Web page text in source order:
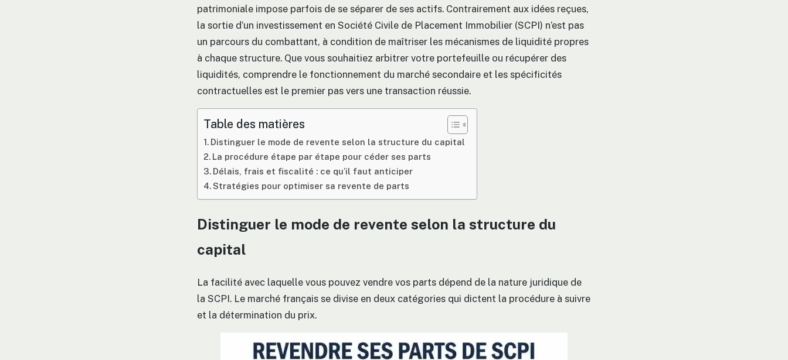
patrimoniale impose parfois de se séparer de ses actifs. Contrairement aux idées reçues,
la sortie d’un investissement en Société Civile de Placement Immobilier (SCPI) n’est pas
un parcours du combattant, à condition de maîtriser les mécanismes de liquidité propres
à chaque structure. Que vous souhaitiez arbitrer votre portefeuille ou récupérer des
liquidités, comprendre le fonctionnement du marché secondaire et les spécificités
contractuelles est le premier pas vers une transaction réussie.
Table des matières
Distinguer le mode de revente selon la structure du capital
La procédure étape par étape pour céder ses parts
Délais, frais et fiscalité : ce qu’il faut anticiper
Stratégies pour optimiser sa revente de parts
Distinguer le mode de revente selon la structure du
capital
La facilité avec laquelle vous pouvez vendre vos parts dépend de la nature juridique de
la SCPI. Le marché français se divise en deux catégories qui dictent la procédure à suivre
et la détermination du prix.